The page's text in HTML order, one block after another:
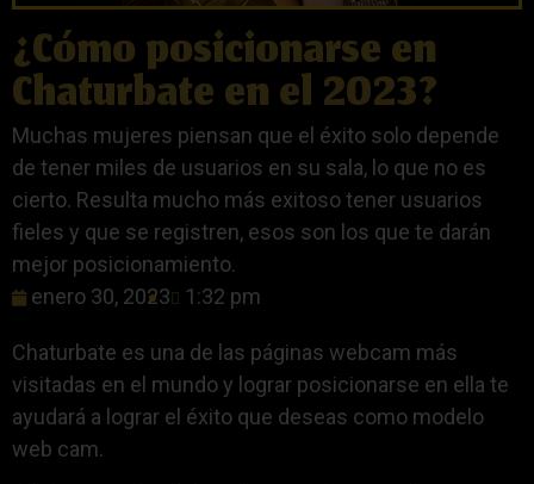
¿Cómo posicionarse en
Chaturbate en el 2023?
Muchas mujeres piensan que el éxito solo depende
de tener miles de usuarios en su sala, lo que no es
cierto. Resulta mucho más exitoso tener usuarios
fieles y que se registren, esos son los que te darán
mejor posicionamiento.
enero 30, 2023
1:32 pm
Chaturbate es una de las páginas webcam más
visitadas en el mundo y lograr posicionarse en ella te
ayudará a lograr el éxito que deseas como modelo
web cam.